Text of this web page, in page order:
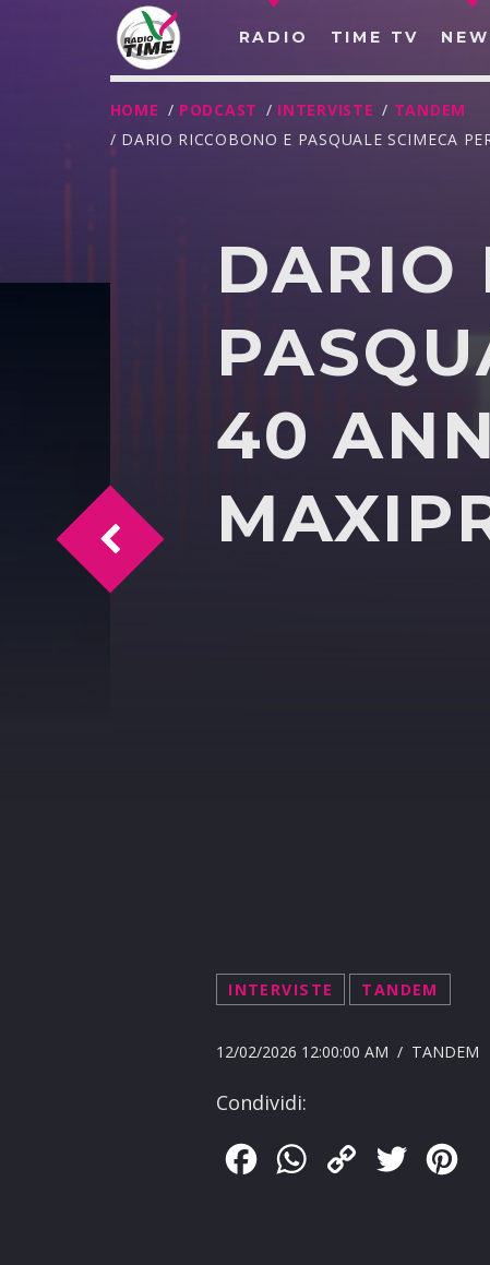
RADIO TIME TV
HOME / PODCAST / INTERVISTE / TANDEM
/ DARIO RICCOBONO E PASQUALE SCIMECA
DARIO
40
INTERVISTE TANDEM
12/02/2026 12:00:00 AM / TANDEM
Condividi:
FacebookWhatsApp
Copy
Twitter
puntata del 13/02/2026 con LUIGI